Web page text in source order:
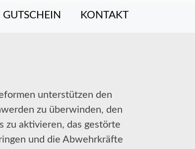
GUTSCHEIN KONTAKT
unterstützen den
zu überwinden, den
zu aktivieren, das gestörte
und die Abwehrkräfte